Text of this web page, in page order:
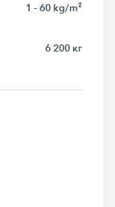
1 - 60 kg/m²
6 200 кг